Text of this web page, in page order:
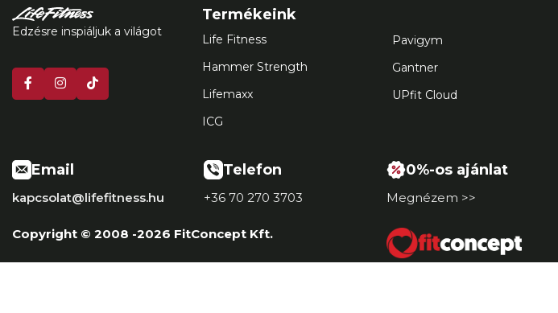
Edzésre inspiáljuk a világot
Termékeink
Life Fitness
Hammer Strength
Lifemaxx
ICG
Pavigym
Gantner
UPfit Cloud
Email
kapcsolat@lifefitness.hu
Telefon
+36 70 270 3703
0%-os ajánlat
Megnézem >>
Copyright © 2008 -2026 FitConcept Kft.